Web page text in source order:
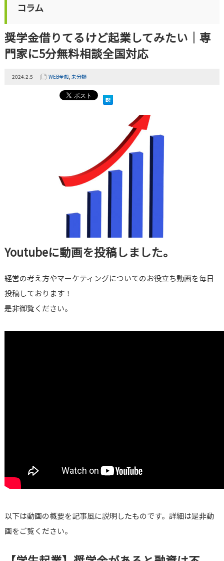
コラム
奨学金借りてるけど起業してみたい｜専
門家に5分無料相談全国対応
2024.2.5 WEB全般, 未分類
Youtubeに動画を投稿しました。
経営の考え方やマーケティングについてのお役立ち動画を毎日
投稿しております！
是非御覧ください。
以下は動画の概要を記事風に説明したものです。詳細は是非動
画をご覧ください。